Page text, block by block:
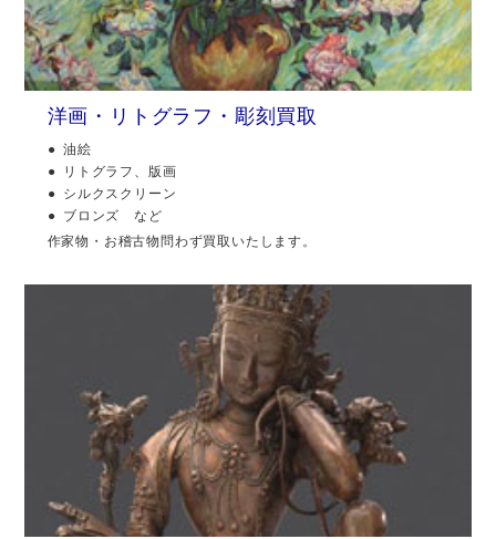
洋画・リトグラフ・彫刻買取
油絵
リトグラフ、版画
シルクスクリーン
ブロンズ など
作家物・お稽古物問わず買取いたします。